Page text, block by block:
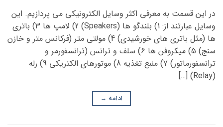
در این قسمت به معرفی اکثر وسایل الکترونیکی می پردازیم. این
وسایل عبارتند از: 1) بلندگو ها (Speakers) 2) لامپ ها 3) باتری
ها (مثل باتری های خورشیدی) 4) مولتی متر (فرکانس متر و خازن
سنج) 5) میکروفن ها 6) سلف و ترانس (ترانسفورمر و
ترانسفورماتور) 7) منبع تغذیه 8) موتورهای الکتریکی 9) رله
(Relay) […]
ادامه →